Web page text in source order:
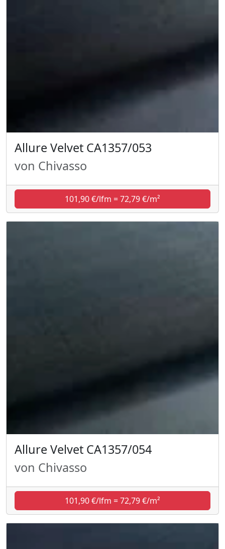
Allure Velvet CA1357/053
von Chivasso
101,90 €/lfm = 72,79 €/m²
Allure Velvet CA1357/054
von Chivasso
101,90 €/lfm = 72,79 €/m²